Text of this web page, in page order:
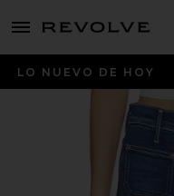
menu - shows more content
LO NUEVO DE HOY